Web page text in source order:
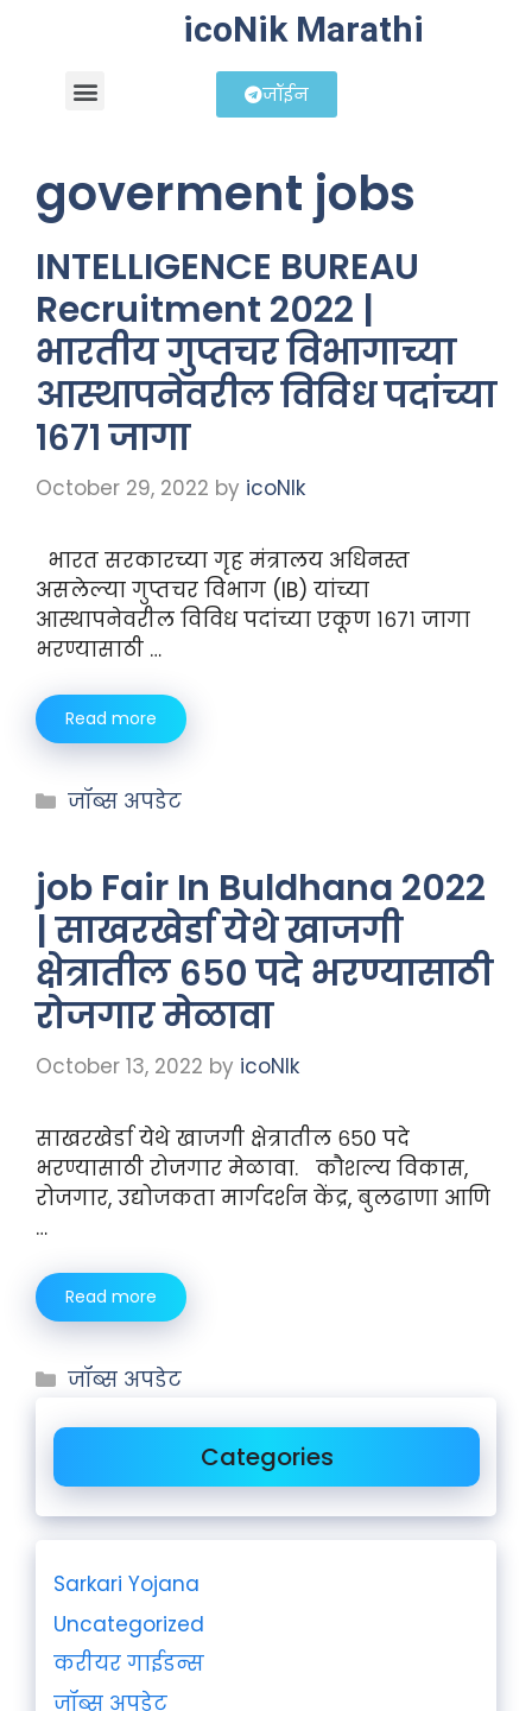
icoNik Marathi
जॉईन
goverment jobs
INTELLIGENCE BUREAU
Recruitment 2022 |
भारतीय गुप्तचर विभागाच्या
आस्थापनेवरील विविध पदांच्या
१६७१ जागा
October 29, 2022 by icoNIk
भारत सरकारच्या गृह मंत्रालय अधिनस्त
असलेल्या गुप्तचर विभाग (IB) यांच्या
आस्थापनेवरील विविध पदांच्या एकूण १६७१ जागा
भरण्यासाठी …
Read more
जॉब्स अपडेट
job Fair In Buldhana 2022
| साखरखेर्डा येथे खाजगी
क्षेत्रातील ६५० पदे भरण्यासाठी
रोजगार मेळावा
October 13, 2022 by icoNIk
साखरखेर्डा येथे खाजगी क्षेत्रातील ६५० पदे
भरण्यासाठी रोजगार मेळावा. कौशल्य विकास,
रोजगार, उद्योजकता मार्गदर्शन केंद्र, बुलढाणा आणि
…
Read more
जॉब्स अपडेट
Categories
Sarkari Yojana
Uncategorized
करीयर गाईडन्स
जॉब्स अपडेट